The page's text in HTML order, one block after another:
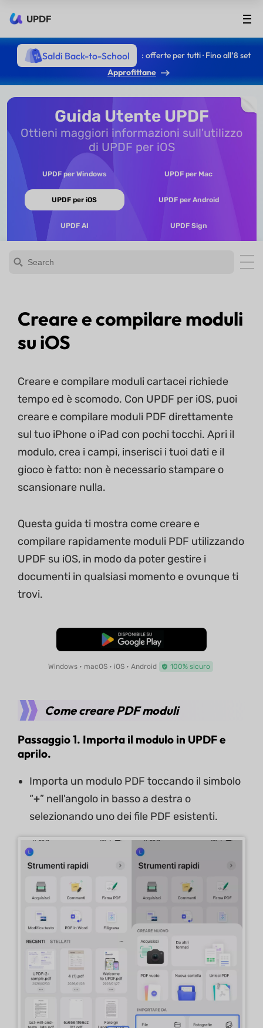
UPDF
Saldi Back-to-School
: offerte per tutti · Fino all’8 set
Approfittane
Guida Utente UPDF
Ottieni maggiori informazioni sull'utilizzo
di UPDF per iOS
UPDF per Windows UPDF per Mac
UPDF per iOS UPDF per Android
UPDF AI UPDF Sign
Creare e compilare moduli
su iOS
Creare e compilare moduli cartacei richiede
tempo ed è scomodo. Con UPDF per iOS, puoi
creare e compilare moduli PDF direttamente
sul tuo iPhone o iPad con pochi tocchi. Apri il
modulo, crea i campi, inserisci i tuoi dati e il
gioco è fatto: non è necessario stampare o
scansionare nulla.
Questa guida ti mostra come creare e
compilare rapidamente moduli PDF utilizzando
UPDF su iOS, in modo da poter gestire i
documenti in qualsiasi momento e ovunque ti
trovi.
Download Gratis
Windows • macOS • iOS • Android 100% sicuro
Come creare PDF moduli
Passaggio 1. Importa il modulo in UPDF e
aprilo.
Importa un modulo PDF toccando il simbolo
“+” nell'angolo in basso a destra o
selezionando uno dei file PDF esistenti.